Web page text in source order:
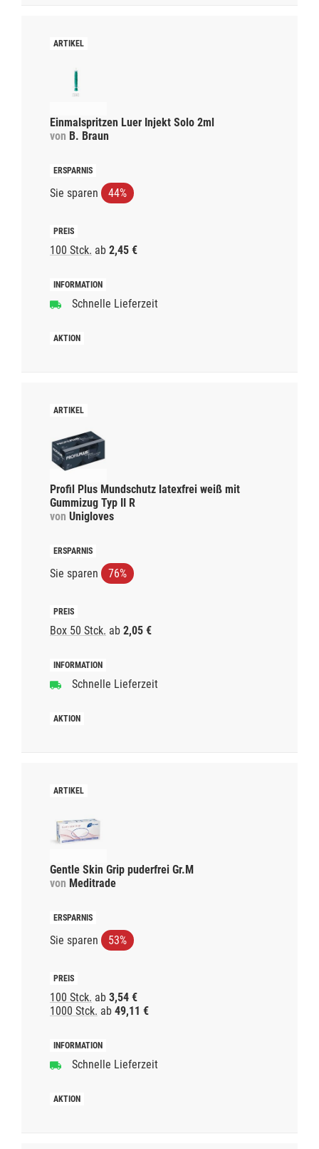
Einmalspritzen Luer Injekt Solo 2ml
von B. Braun
Sie sparen 44%
100 Stck. ab 2,45 €
Schnelle Lieferzeit
Profil Plus Mundschutz latexfrei weiß mit
Gummizug Typ II R
von Unigloves
Sie sparen 76%
Box 50 Stck. ab 2,05 €
Schnelle Lieferzeit
Gentle Skin Grip puderfrei Gr.M
von Meditrade
Sie sparen 53%
100 Stck. ab 3,54 €
1000 Stck. ab 49,11 €
Schnelle Lieferzeit